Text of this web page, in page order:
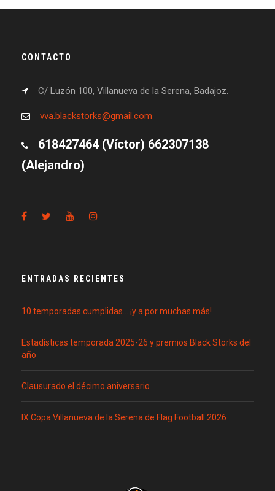
CONTACTO
C/ Luzón 100, Villanueva de la Serena, Badajoz.
vva.blackstorks@gmail.com
618427464 (Víctor) 662307138
(Alejandro)
ENTRADAS RECIENTES
10 temporadas cumplidas… ¡y a por muchas más!
Estadísticas temporada 2025-26 y premios Black Storks del
año
Clausurado el décimo aniversario
IX Copa Villanueva de la Serena de Flag Football 2026